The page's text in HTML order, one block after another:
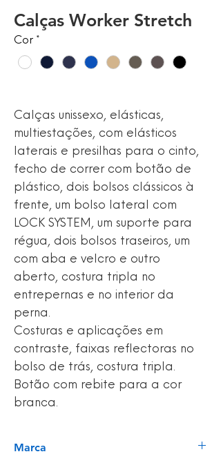
Calças Worker Stretch
Cor *
Calças unissexo, elásticas,
multiestações, com elásticos
laterais e presilhas para o cinto,
fecho de correr com botão de
plástico, dois bolsos clássicos à
frente, um bolso lateral com
LOCK SYSTEM, um suporte para
régua, dois bolsos traseiros, um
com aba e velcro e outro
aberto, costura tripla no
entrepernas e no interior da
perna.
Costuras e aplicações em
contraste, faixas reflectoras no
bolso de trás, costura tripla.
Botão com rebite para a cor
branca.
Marca